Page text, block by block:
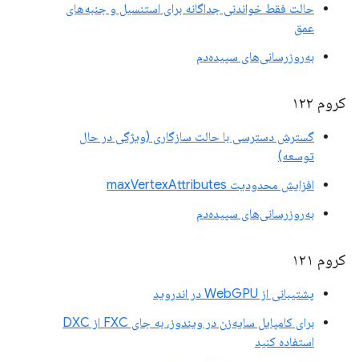
حالت فقط خواندنی جداگانه برای استنسیل و جنبه‌های
عمق
به‌روزرسانی‌های سپیده‌دم
کروم ۱۲۲
گسترش دسترسی با حالت سازگاری (ویژگی در حال
توسعه)
افزایش محدودیت maxVertexAttributes
به‌روزرسانی‌های سپیده‌دم
کروم ۱۲۱
پشتیبانی از WebGPU در اندروید
برای کامپایل سایه‌زن در ویندوز، به جای FXC از DXC
استفاده کنید